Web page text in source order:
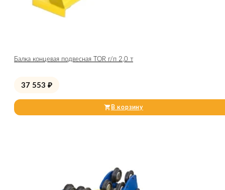
Балка концевая подвесная TOR г/п 2,0 т
37 553 ₽
В корзину